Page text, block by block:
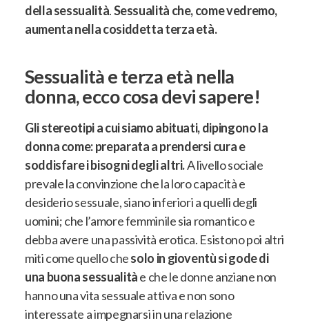
della sessualità.Sessualità che, come vedremo,
aumenta nella cosiddetta terza età.
Sessualità e terza età nella
donna, ecco cosa devi sapere!
Gli stereotipi a cui siamo abituati, dipingono la
donna come: preparata a prendersi cura e
soddisfare i bisogni degli altri.A livello sociale
prevale la convinzione che la loro capacità e
desiderio sessuale, siano inferiori a quelli degli
uomini; che l’amore femminile sia romantico e
debba avere una passività erotica. Esistono poi altri
miti come quello chesolo in gioventù si gode di
una buona sessualitàe chele donne anziane non
hanno una vita sessuale attiva e non sono
interessate a impegnarsi in una relazione